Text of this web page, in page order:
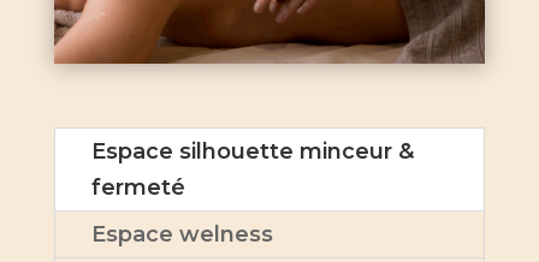
Espace silhouette minceur &
fermeté
Espace welness